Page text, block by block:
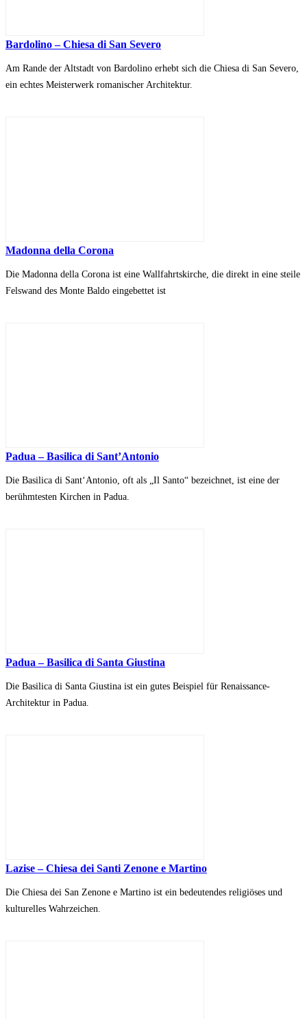
Bardolino – Chiesa di San Severo
Am Rande der Altstadt von Bardolino erhebt sich die Chiesa di San Severo,
ein echtes Meisterwerk romanischer Architektur.
Madonna della Corona
Die Madonna della Corona ist eine Wallfahrtskirche, die direkt in eine steile
Felswand des Monte Baldo eingebettet ist
Padua – Basilica di Sant’Antonio
Die Basilica di Sant‘Antonio, oft als „Il Santo“ bezeichnet, ist eine der
berühmtesten Kirchen in Padua.
Padua – Basilica di Santa Giustina
Die Basilica di Santa Giustina ist ein gutes Beispiel für Renaissance-
Architektur in Padua.
Lazise – Chiesa dei Santi Zenone e Martino
Die Chiesa dei San Zenone e Martino ist ein bedeutendes religiöses und
kulturelles Wahrzeichen.